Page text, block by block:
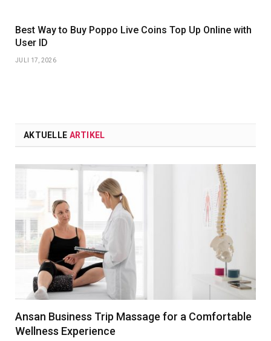
Best Way to Buy Poppo Live Coins Top Up Online with
User ID
JULI 17, 2026
AKTUELLE ARTIKEL
Ansan Business Trip Massage for a Comfortable
Wellness Experience